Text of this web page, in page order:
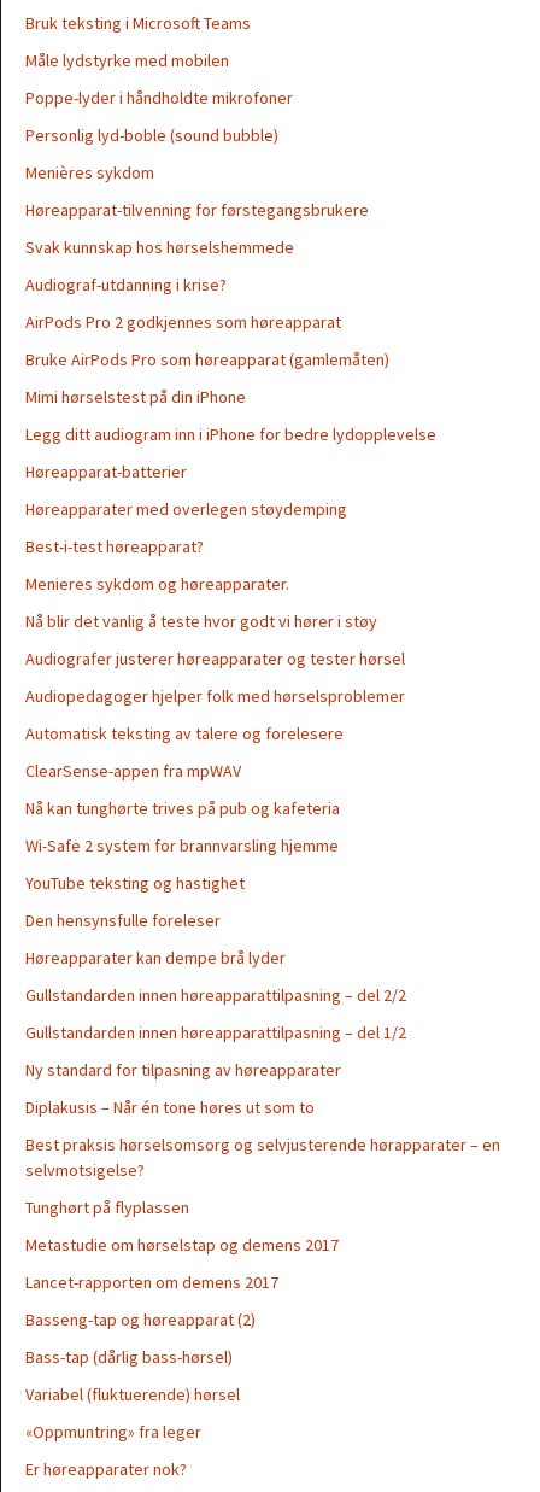
Bruk teksting i Microsoft Teams
Måle lydstyrke med mobilen
Poppe-lyder i håndholdte mikrofoner
Personlig lyd-boble (sound bubble)
Menières sykdom
Høreapparat-tilvenning for førstegangsbrukere
Svak kunnskap hos hørselshemmede
Audiograf-utdanning i krise?
AirPods Pro 2 godkjennes som høreapparat
Bruke AirPods Pro som høreapparat (gamlemåten)
Mimi hørselstest på din iPhone
Legg ditt audiogram inn i iPhone for bedre lydopplevelse
Høreapparat-batterier
Høreapparater med overlegen støydemping
Best-i-test høreapparat?
Menieres sykdom og høreapparater.
Nå blir det vanlig å teste hvor godt vi hører i støy
Audiografer justerer høreapparater og tester hørsel
Audiopedagoger hjelper folk med hørselsproblemer
Automatisk teksting av talere og forelesere
ClearSense-appen fra mpWAV
Nå kan tunghørte trives på pub og kafeteria
Wi-Safe 2 system for brannvarsling hjemme
YouTube teksting og hastighet
Den hensynsfulle foreleser
Høreapparater kan dempe brå lyder
Gullstandarden innen høreapparattilpasning – del 2/2
Gullstandarden innen høreapparattilpasning – del 1/2
Ny standard for tilpasning av høreapparater
Diplakusis – Når én tone høres ut som to
Best praksis hørselsomsorg og selvjusterende hørapparater – en
selvmotsigelse?
Tunghørt på flyplassen
Metastudie om hørselstap og demens 2017
Lancet-rapporten om demens 2017
Basseng-tap og høreapparat (2)
Bass-tap (dårlig bass-hørsel)
Variabel (fluktuerende) hørsel
«Oppmuntring» fra leger
Er høreapparater nok?